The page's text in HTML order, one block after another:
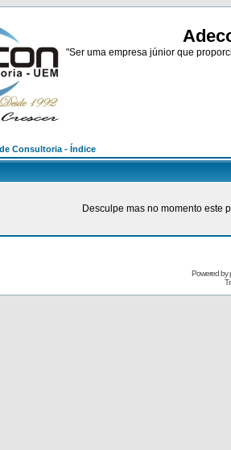
"Ser uma empresa júnior que
Consultoria - Índice
Desculpe mas no momento este
Powered by